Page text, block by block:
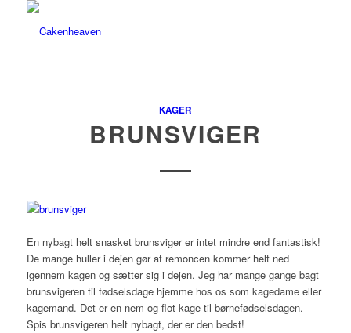
KAGER
BRUNSVIGER
En nybagt helt snasket brunsviger er intet mindre end fantastisk!
De mange huller i dejen gør at remoncen kommer helt ned
igennem kagen og sætter sig i dejen. Jeg har mange gange bagt
brunsvigeren til fødselsdage hjemme hos os som kagedame eller
kagemand. Det er en nem og flot kage til børnefødselsdagen.
Spis brunsvigeren helt nybagt, der er den bedst!